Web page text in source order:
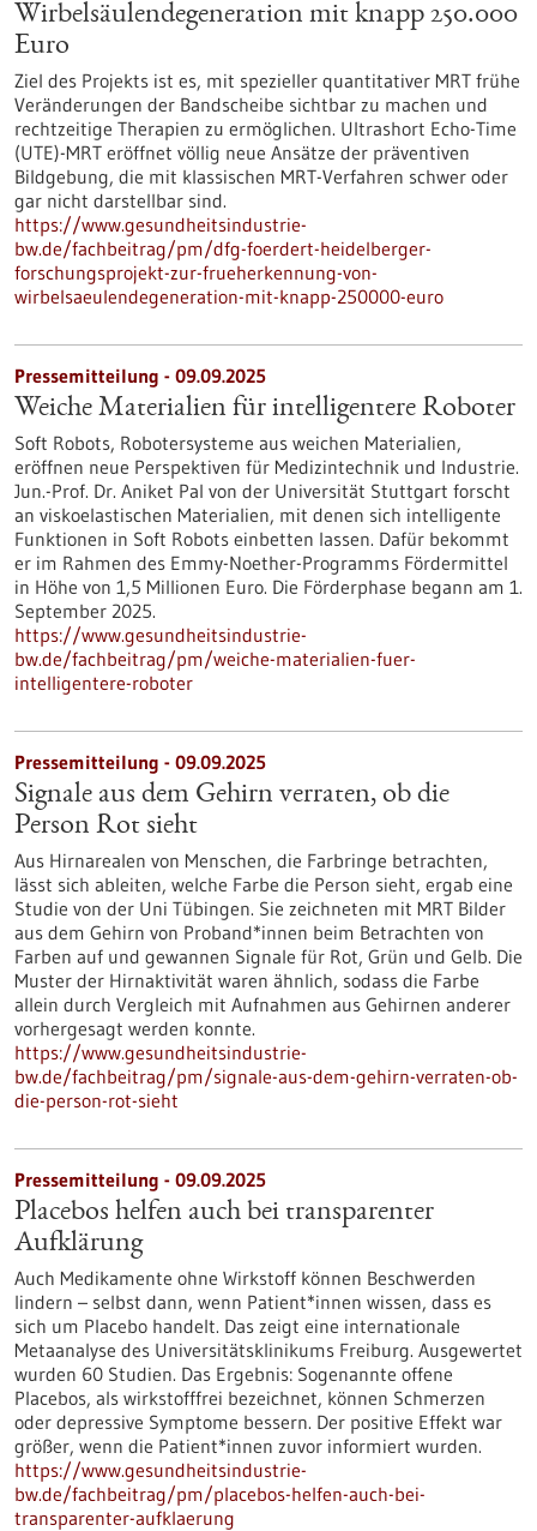
Wirbelsäulendegeneration mit knapp 250.000
Euro
Ziel des Projekts ist es, mit spezieller quantitativer MRT frühe
Veränderungen der Bandscheibe sichtbar zu machen und
rechtzeitige Therapien zu ermöglichen. Ultrashort Echo-Time
(UTE)-MRT eröffnet völlig neue Ansätze der präventiven
Bildgebung, die mit klassischen MRT-Verfahren schwer oder
gar nicht darstellbar sind.
https://www.gesundheitsindustrie-
bw.de/fachbeitrag/pm/dfg-foerdert-heidelberger-
forschungsprojekt-zur-frueherkennung-von-
wirbelsaeulendegeneration-mit-knapp-250000-euro
Pressemitteilung - 09.09.2025
Weiche Materialien für intelligentere Roboter
Soft Robots, Robotersysteme aus weichen Materialien,
eröffnen neue Perspektiven für Medizintechnik und Industrie.
Jun.-Prof. Dr. Aniket Pal von der Universität Stuttgart forscht
an viskoelastischen Materialien, mit denen sich intelligente
Funktionen in Soft Robots einbetten lassen. Dafür bekommt
er im Rahmen des Emmy-Noether-Programms Fördermittel
in Höhe von 1,5 Millionen Euro. Die Förderphase begann am 1.
September 2025.
https://www.gesundheitsindustrie-
bw.de/fachbeitrag/pm/weiche-materialien-fuer-
intelligentere-roboter
Pressemitteilung - 09.09.2025
Signale aus dem Gehirn verraten, ob die
Person Rot sieht
Aus Hirnarealen von Menschen, die Farbringe betrachten,
lässt sich ableiten, welche Farbe die Person sieht, ergab eine
Studie von der Uni Tübingen. Sie zeichneten mit MRT Bilder
aus dem Gehirn von Proband*innen beim Betrachten von
Farben auf und gewannen Signale für Rot, Grün und Gelb. Die
Muster der Hirnaktivität waren ähnlich, sodass die Farbe
allein durch Vergleich mit Aufnahmen aus Gehirnen anderer
vorhergesagt werden konnte.
https://www.gesundheitsindustrie-
bw.de/fachbeitrag/pm/signale-aus-dem-gehirn-verraten-ob-
die-person-rot-sieht
Pressemitteilung - 09.09.2025
Placebos helfen auch bei transparenter
Aufklärung
Auch Medikamente ohne Wirkstoff können Beschwerden
lindern – selbst dann, wenn Patient*innen wissen, dass es
sich um Placebo handelt. Das zeigt eine internationale
Metaanalyse des Universitätsklinikums Freiburg. Ausgewertet
wurden 60 Studien. Das Ergebnis: Sogenannte offene
Placebos, als wirkstofffrei bezeichnet, können Schmerzen
oder depressive Symptome bessern. Der positive Effekt war
größer, wenn die Patient*innen zuvor informiert wurden.
https://www.gesundheitsindustrie-
bw.de/fachbeitrag/pm/placebos-helfen-auch-bei-
transparenter-aufklaerung